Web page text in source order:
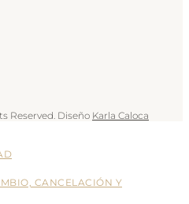
Reserved. Diseño Karla Caloca
CANCELACIÓN Y